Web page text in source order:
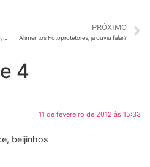
PRÓXIMO
Alimentos Fotoprotetores, já ouviu falar?
4
11 de fevereiro de 2012 às 15:33
beijinhos